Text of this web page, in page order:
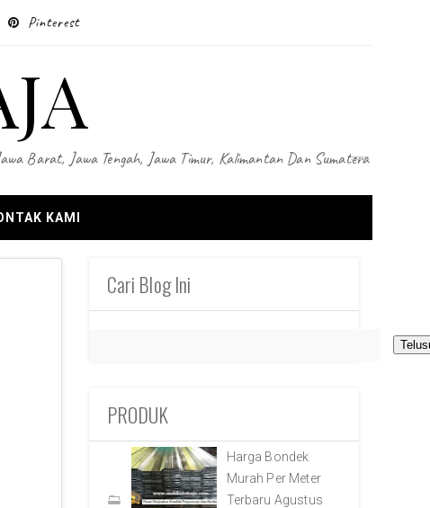
Pinterest
Barat, Jawa Tengah, Jawa Timur, Kalimantan Dan Sumatera
KAMI
Cari Blog Ini
PRODUK
Harga Bondek
Murah Per Meter
Terbaru Agustus